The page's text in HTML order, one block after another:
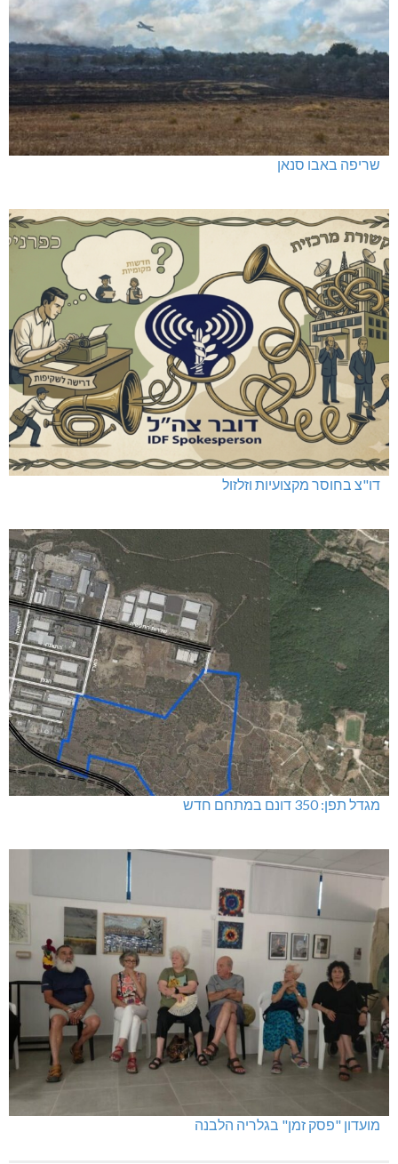
שריפה באבו סנאן
דו"צ בחוסר מקצועיות וזלזול
מגדל תפן: 350 דונם במתחם חדש
מועדון "פסק זמן" בגלריה הלבנה